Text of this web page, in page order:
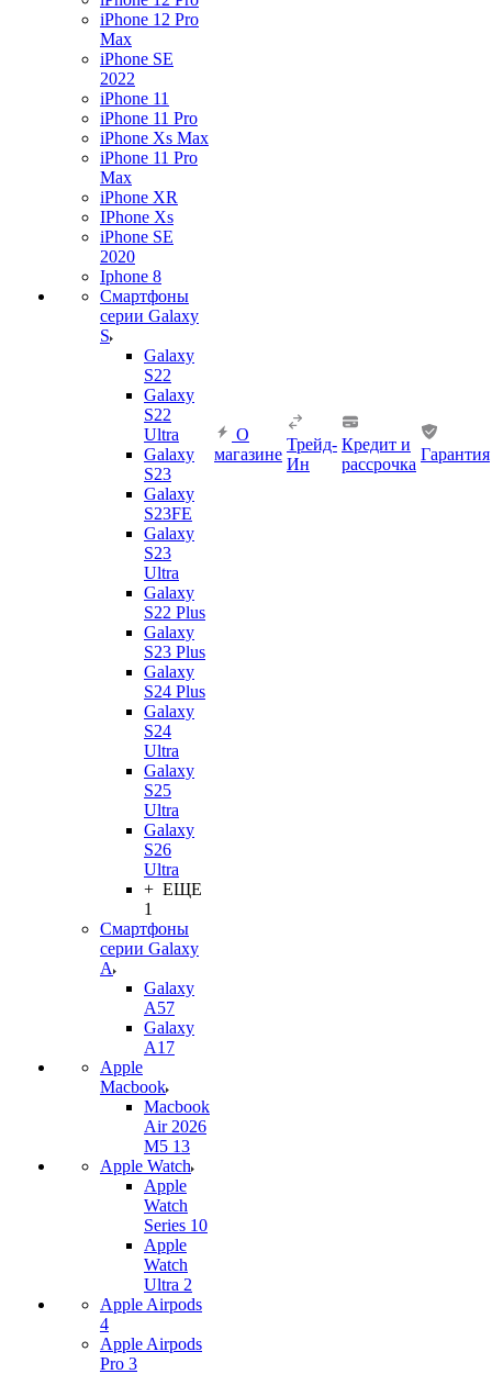
iPhone 12 Pro
Max
iPhone SE
2022
iPhone 11
iPhone 11 Pro
iPhone Xs Max
iPhone 11 Pro
Max
iPhone XR
IPhone Xs
iPhone SE
2020
Iphone 8
Смартфоны
серии Galaxy
S
Galaxy
S22
Galaxy
S22
Ultra
Galaxy
S23
Galaxy
S23FE
Galaxy
S23
Ultra
Galaxy
S22 Plus
Galaxy
S23 Plus
Galaxy
S24 Plus
Galaxy
S24
Ultra
Galaxy
S25
Ultra
Galaxy
S26
Ultra
+ ЕЩЕ
1
Смартфоны
серии Galaxy
A
Galaxy
A57
Galaxy
A17
Apple
Macbook
Macbook
Air 2026
M5 13
Apple Watch
Apple
Watch
Series 10
Apple
Watch
Ultra 2
Apple Airpods
4
Apple Airpods
Pro 3
О
магазине
Трейд-
Ин
Кредит и
рассрочка
Гарантия